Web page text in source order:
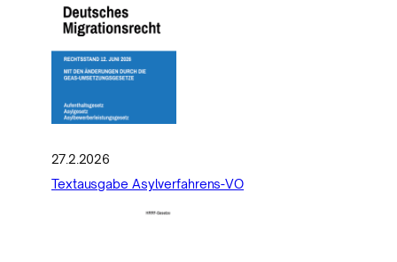
27.2.2026
Textausgabe Asylverfahrens-VO